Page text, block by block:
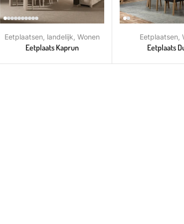
Eetplaatsen landelijk Wonen
Eetplaats Kaprun
Eetplaatsen ,
Eetplaats